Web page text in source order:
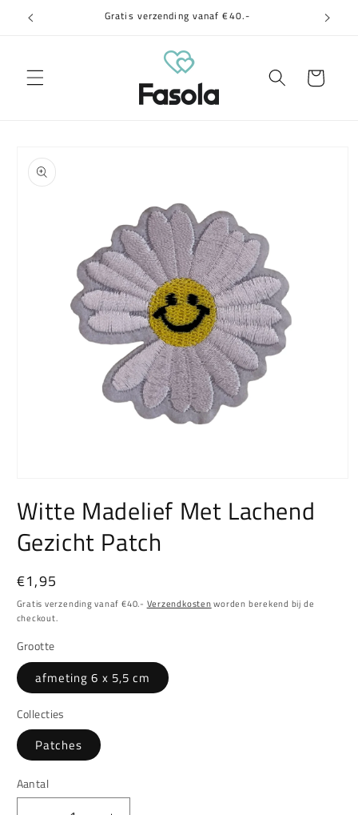
naar de Gratis verzending vanaf €40.-
Winkelwagen
direct naar
openen
in
modaal
Witte Madelief Met Lachend
Gezicht Patch
Normale
prijs
€1,95
Gratis verzending vanaf €40.- Verzendkostenworden berekend bij de
checkout.
Grootte
afmeting 6 x 5,5 cm
Collecties
Patches
Aantal